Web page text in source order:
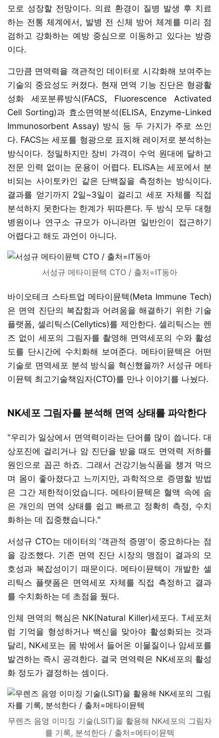
모로 성장할 전망이다. 의료 환경이 질병 발생 후 치료
하는 전통 체계에서, 발병 전 신체 방어 체계를 미리 점
검하고 강화하는 예방 중심으로 이동하고 있다는 방증
이다.
그만큼 면역력을 객관적인 데이터로 시각화해 보여주는
기술의 중요성도 커졌다. 현재 면역 기능 진단은 형광활
성화 세포분류방식(FACS, Fluorescence Activated
Cell Sorting)과 효소면역분석(ELISA, Enzyme-Linked
Immunosorbent Assay) 방식 등 두 가지가 주로 쓰인
다. FACS는 세포를 형광으로 표지해 레이저로 분석하는
방식이다. 정밀하지만 장비 가격이 수억 원대에 달하고
전문 인력 없이는 운용이 어렵다. ELISA는 세포에서 분
비되는 사이토카인 같은 단백질을 측정하는 방식이다.
결과를 얻기까지 2일~3일이 걸리고 세포 자체를 직접
분석하지 못한다는 한계가 뒤따른다. 두 방식 모두 대형
병원이나 연구소 규모가 아니라면 일반인이 접근하기
어렵다고 해도 과언이 아니다.
서성규 메타이뮨텍 CTO / 출처=IT동아
바이오테크 스타트업 메타이뮨텍(Meta Immune Tech)
은 면역 진단의 복잡함과 어려움을 해결하기 위한 기술
플랫폼, 셀리틱스(Cellytics)를 제안한다. 셀리틱스는 렌
즈 없이 세포의 그림자를 촬영해 면역세포의 수와 활성
도를 단시간에 수치화해 보여준다. 메타이뮨텍은 어떤
기술로 면역세포 분석 방식을 혁신했을까? 서성규 메타
이뮨텍 최고기술책임자(CTO)를 만나 이야기를 나눴다.
NK세포 그림자를 분석해 면역 상태를 파악한다
"우리가 일상에서 면역력이라는 단어를 많이 씁니다. 대
상포진에 걸리거나 암 진단을 받을 때도 면역력 저하를
원인으로 꼽곤 하죠. 그래서 건강기능식품을 챙겨 먹으
며 몸이 좋아졌다고 느끼지만, 과학적으로 증명할 방법
은 그간 제한적이었습니다. 메타이뮨텍은 혈액 속에 숨
은 개인의 면역 상태를 쉽고 빠르고 정확히 측정, 수치
화하는 데 집중했습니다."
서성규 CTO는 데이터의 '객관적 증명'이 중요하다는 점
을 강조했다. 기존 면역 진단 시장의 맹점이 결과의 모
호성과 복잡성이기 때문이다. 메타이뮨텍이 개발한 셀
리틱스 플랫폼은 면역세포 자체를 직접 측정하고 결과
를 수치화하는 데 초점을 뒀다.
인체 면역의 핵심은 NK(Natural Killer)세포다. T세포처
럼 기억을 형성하거나 백신을 맞아야 활성화되는 것과
달리, NK세포는 몸 밖에서 들어온 이물질이나 암세포를
발견하는 즉시 공격한다. 결국 면역력은 NK세포의 활성
화 정도가 결정하는 셈이다.
무렌즈 음영 이미징 기술(LSIT)을 활용해 NK세포의 그림자
를 기록, 분석한다 / 출처=메타이뮨텍